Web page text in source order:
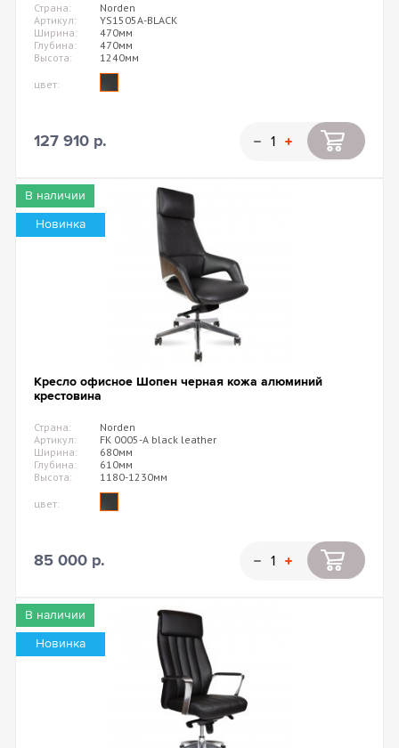
Страна:
Norden
Артикул:
YS1505A-BLACK
Ширина:
470мм
Глубина:
470мм
Высота:
1240мм
цвет:
127 910 р.
Новинка
В наличии
Кресло офисное Шопен черная кожа алюминий
крестовина
Страна:
Norden
Артикул:
FK 0005-A black leather
Ширина:
680мм
Глубина:
610мм
Высота:
1180-1230мм
цвет:
85 000 р.
Новинка
В наличии